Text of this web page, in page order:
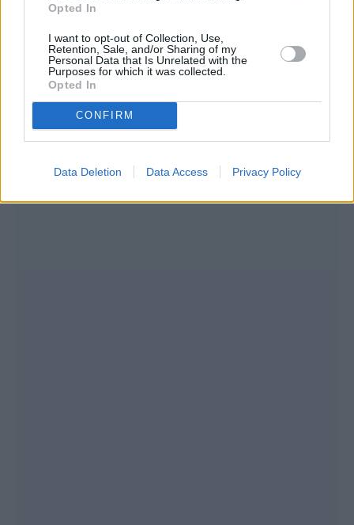
Opted In
I want to opt-out of Collection, Use,
Retention, Sale, and/or Sharing of my
Personal Data that Is Unrelated with the
Purposes for which it was collected.
Opted In
CONFIRM
Data Deletion Data Access Privacy Policy
μέμνημαι, συγχώρησόν μου, ὡς ἀγαθός καί
φιλάνθρωπος καί οἰκτίρμων Θεός, ἵνα ἐν
εἰρήνῃ κοιμηθῶ καί ὑπνώσω ὁ ἄσωτος ἐγώ,
δοξάζων Σέ σύν τῷ Ἀνάρχῳ Σου Πατρί καί
τῷ Παναγίῳ καί Ἀγαθῷ καί Ζωοποιῷ Σου
Πνεύματι νῦν καί ἀεί καί εἰς τούς αἰῶνας τῶν